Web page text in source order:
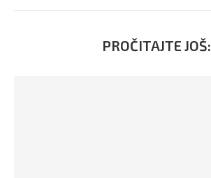
PROČITAJTE JOŠ: